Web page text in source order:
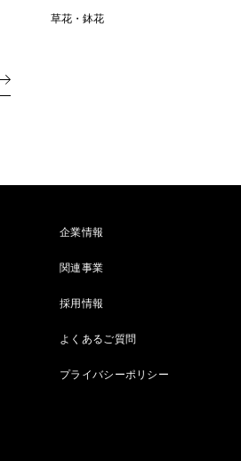
草花・鉢花
企業情報
関連事業
採用情報
よくあるご質問
プライバシーポリシー